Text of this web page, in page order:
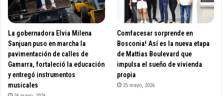
La gobernadora Elvia Milena
Sanjuan puso en marcha la
pavimentación de calles de
Gamarra, fortaleció la educación
y entregó instrumentos
musicales
Comfacesar sorprende en
Bosconia! Así es la nueva etapa
de Mattias Boulevard que
impulsa el sueño de vivienda
propia
25 mayo, 2026